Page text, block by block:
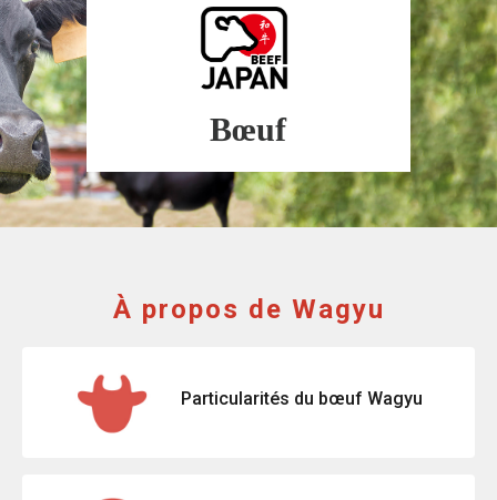
Bœuf
À propos de Wagyu
Particularités du bœuf Wagyu